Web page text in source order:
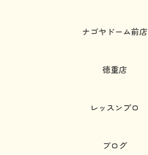
ナゴヤドーム前店
徳重店
レッスンプロ
ブログ